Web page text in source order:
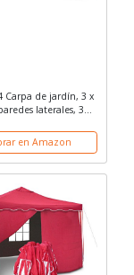
Carpa de jardín, 3 x
laterales, 3
PE 110G,
conectores
en Amazon